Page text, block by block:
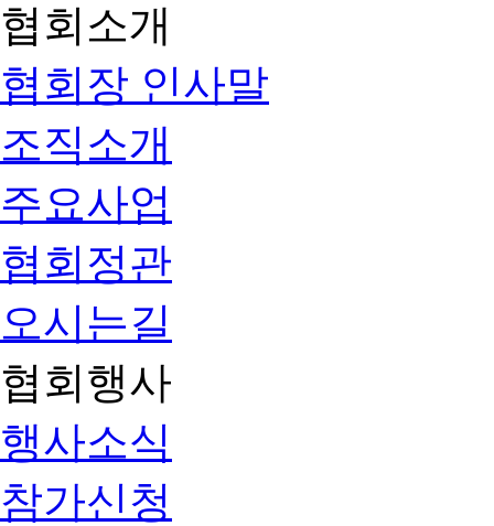
협회소개
협회장 인사말
조직소개
주요사업
협회정관
오시는길
협회행사
행사소식
참가신청